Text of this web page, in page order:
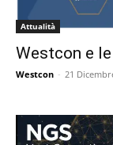
Attualità
Westcon e
Westcon - 21